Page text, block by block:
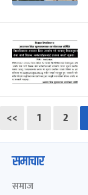
<< 1 2
समाचार
समाज